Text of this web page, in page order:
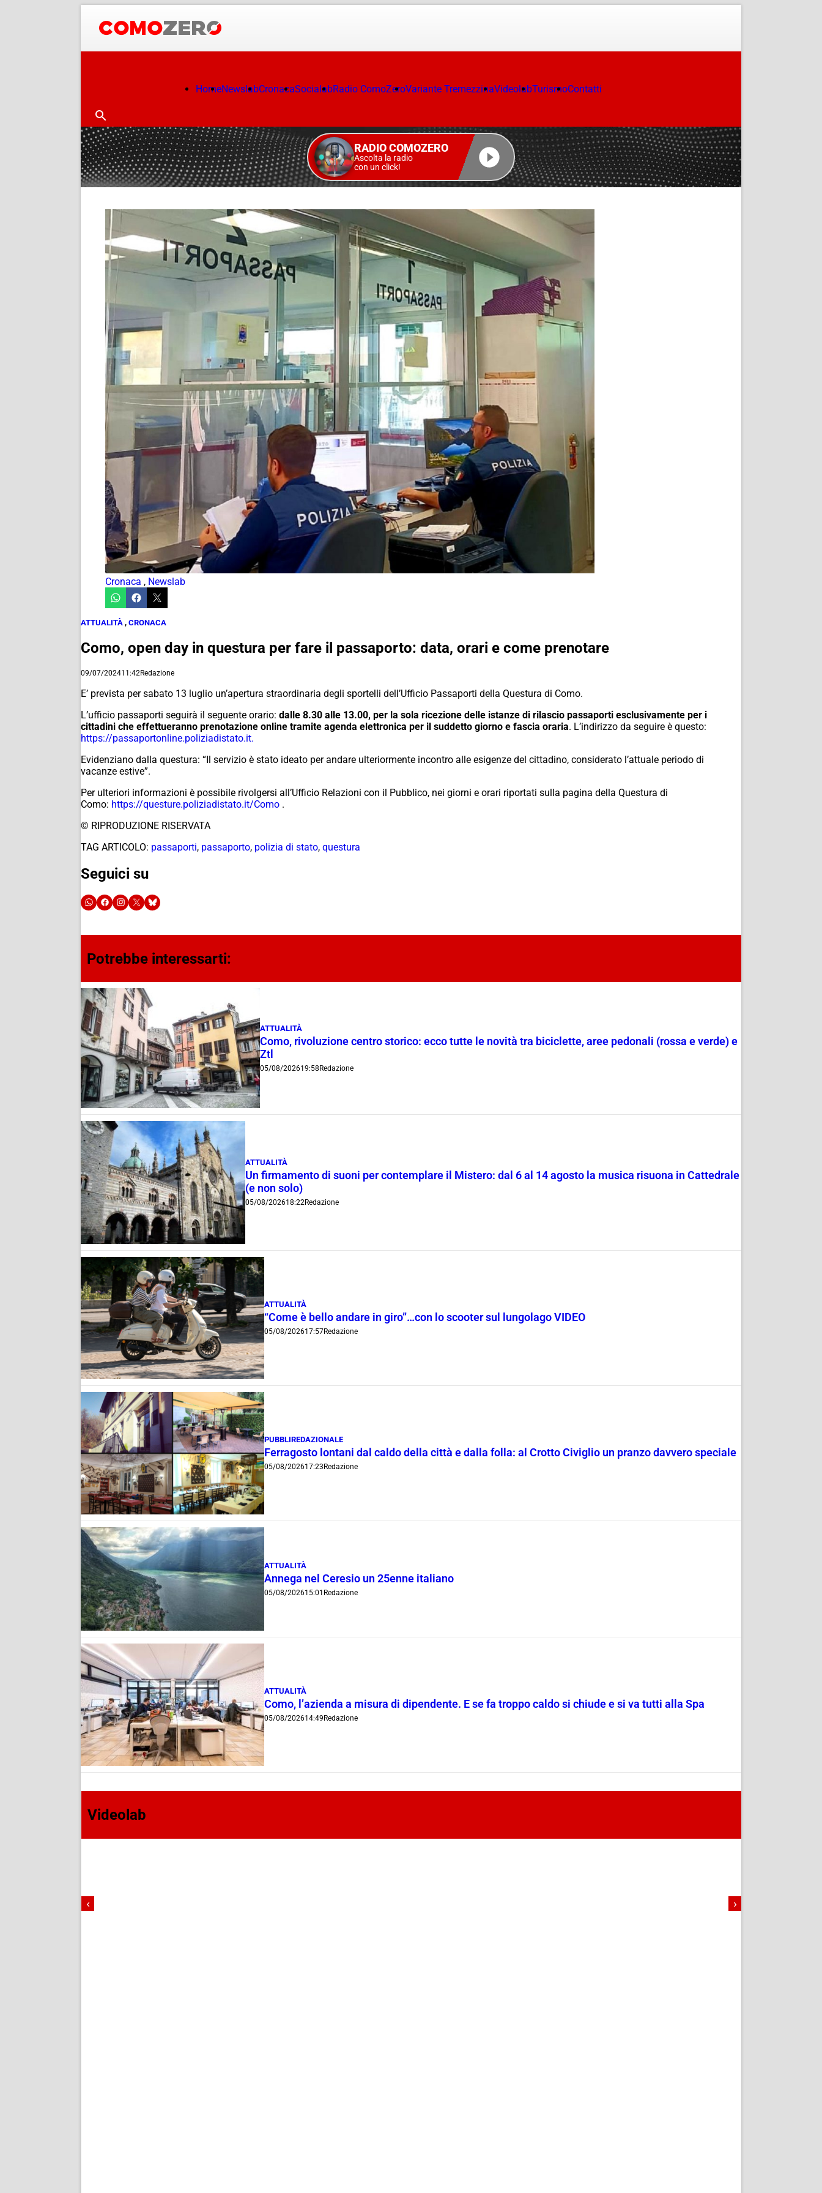
HomeNewslabCronacaSocialabRadio ComoZeroVariante TremezzinaVideolabTurismoContatti
RADIO COMOZERO
Ascolta la radio
con un click!
Cronaca , Newslab
ATTUALITÀ , CRONACA
Como, open day in questura per fare il passaporto: data, orari e come prenotare
09/07/202411:42Redazione
E’ prevista per sabato 13 luglio un’apertura straordinaria degli sportelli dell’Ufficio Passaporti della Questura di Como.
L’ufficio passaporti seguirà il seguente orario: dalle 8.30 alle 13.00, per la sola ricezione delle istanze di rilascio passaporti esclusivamente per i
cittadini che effettueranno prenotazione online tramite agenda elettronica per il suddetto giorno e fascia oraria. L’indirizzo da seguire è questo:
https://passaportonline.poliziadistato.it.
Evidenziano dalla questura: “Il servizio è stato ideato per andare ulteriormente incontro alle esigenze del cittadino, considerato l’attuale periodo di
vacanze estive”.
Per ulteriori informazioni è possibile rivolgersi all’Ufficio Relazioni con il Pubblico, nei giorni e orari riportati sulla pagina della Questura di
Como: https://questure.poliziadistato.it/Como .
© RIPRODUZIONE RISERVATA
TAG ARTICOLO: passaporti, passaporto, polizia di stato, questura
Seguici su
Potrebbe interessarti:
ATTUALITÀ
Como, rivoluzione centro storico: ecco tutte le novità tra biciclette, aree pedonali (rossa e verde) e
Ztl
05/08/202619:58Redazione
ATTUALITÀ
Un firmamento di suoni per contemplare il Mistero: dal 6 al 14 agosto la musica risuona in Cattedrale
(e non solo)
05/08/202618:22Redazione
ATTUALITÀ
“Come è bello andare in giro”…con lo scooter sul lungolago VIDEO
05/08/202617:57Redazione
PUBBLIREDAZIONALE
Ferragosto lontani dal caldo della città e dalla folla: al Crotto Civiglio un pranzo davvero speciale
05/08/202617:23 Redazione
ATTUALITÀ
Annega nel Ceresio un 25enne italiano
05/08/202615:01 Redazione
ATTUALITÀ
Como, l’azienda a misura di dipendente. E se fa troppo caldo si chiude e si va tutti alla Spa
05/08/202614:49 Redazione
Videolab
‹ ›